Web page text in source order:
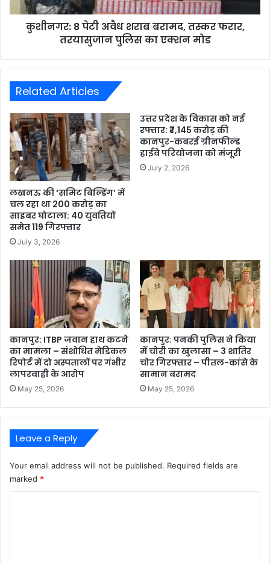
कुशीनगर: 8 पेटी अवैध शराब बरामद, तस्कर फरार,
तरयासुजान पुलिस का एक्शन मोड
Related Articles
लखनऊ की ‘समिट बिल्डिंग’ में
चल रहा था 200 करोड़ का
साइबर घोटाला: 40 युवतियों
समेत 119 गिरफ्तार
July 3, 2026
उत्तर प्रदेश के विकास को नई
रफ्तार: ₹7,145 करोड़ की
कानपुर-कबरई ग्रीनफील्ड
हाईवे परियोजना को मंजूरी
July 2, 2026
कानपुर: ITBP जवान हाथ कटने
का मामला – संशोधित मेडिकल
रिपोर्ट में दो अस्पतालों पर गंभीर
लापरवाही के आरोप
May 25, 2026
कानपुर: पनकी पुलिस ने किया
में चोरी का खुलासा – 3 शातिर
चोर गिरफ्तार – पीतल-कांसे के
सामान बरामद
May 25, 2026
Leave a Reply
Your email address will not be published. Required fields are
marked *